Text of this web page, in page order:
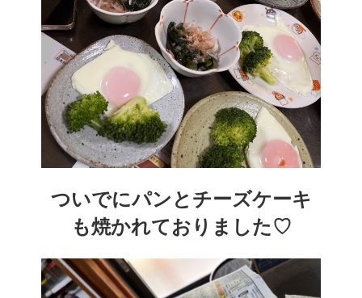
ついでにパンとチーズケーキ
も焼かれておりました♡